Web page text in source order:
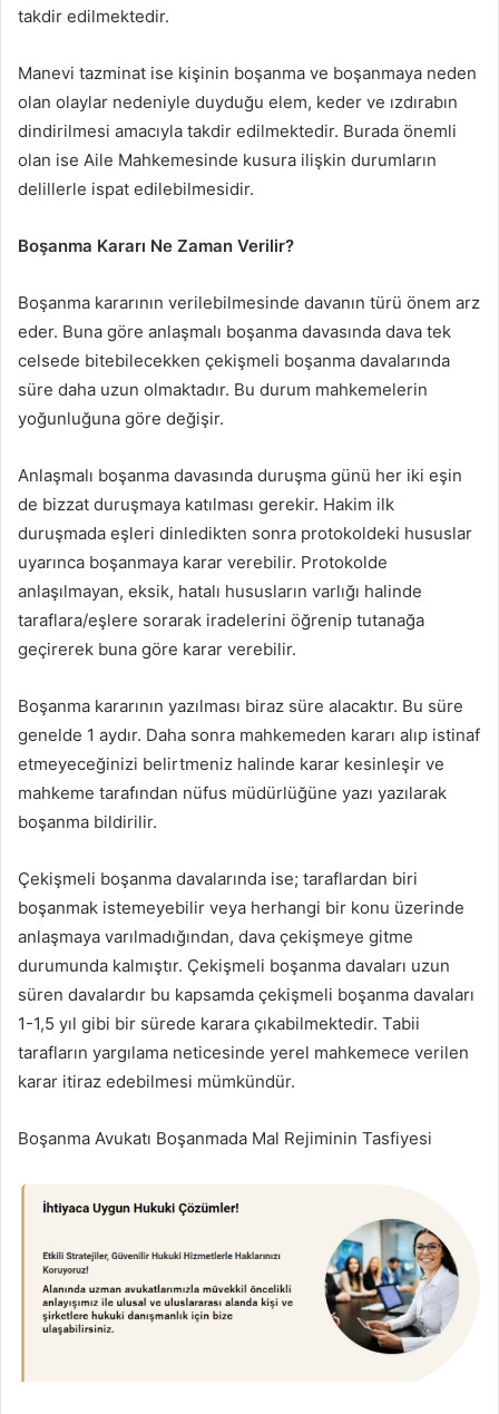
takdir edilmektedir.
Manevi tazminat ise kişinin boşanma ve boşanmaya neden
olan olaylar nedeniyle duyduğu elem, keder ve ızdırabın
dindirilmesi amacıyla takdir edilmektedir. Burada önemli
olan ise Aile Mahkemesinde kusura ilişkin durumların
delillerle ispat edilebilmesidir.
Boşanma Kararı Ne Zaman Verilir?
Boşanma kararının verilebilmesinde davanın türü önem arz
eder. Buna göre anlaşmalı boşanma davasında dava tek
celsede bitebilecekken çekişmeli boşanma davalarında
süre daha uzun olmaktadır. Bu durum mahkemelerin
yoğunluğuna göre değişir.
Anlaşmalı boşanma davasında duruşma günü her iki eşin
de bizzat duruşmaya katılması gerekir. Hakim ilk
duruşmada eşleri dinledikten sonra protokoldeki hususlar
uyarınca boşanmaya karar verebilir. Protokolde
anlaşılmayan, eksik, hatalı hususların varlığı halinde
taraflara/eşlere sorarak iradelerini öğrenip tutanağa
geçirerek buna göre karar verebilir.
Boşanma kararının yazılması biraz süre alacaktır. Bu süre
genelde 1 aydır. Daha sonra mahkemeden kararı alıp istinaf
etmeyeceğinizi belirtmeniz halinde karar kesinleşir ve
mahkeme tarafından nüfus müdürlüğüne yazı yazılarak
boşanma bildirilir.
Çekişmeli boşanma davalarında ise; taraflardan biri
boşanmak istemeyebilir veya herhangi bir konu üzerinde
anlaşmaya varılmadığından, dava çekişmeye gitme
durumunda kalmıştır. Çekişmeli boşanma davaları uzun
süren davalardır bu kapsamda çekişmeli boşanma davaları
1-1,5 yıl gibi bir sürede karara çıkabilmektedir. Tabii
tarafların yargılama neticesinde yerel mahkemece verilen
karar itiraz edebilmesi mümkündür.
Boşanma Avukatı Boşanmada Mal Rejiminin Tasfiyesi